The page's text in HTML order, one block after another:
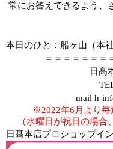
常にお答えできるよう、
本日のひと：船ヶ山（本社
＝＝＝＝＝＝＝
日髙
mail h-
※2022年6月より毎
（水曜日が祝日の場合
日髙本店プロショップイ